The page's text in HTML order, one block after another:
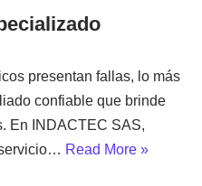
presentan fallas, lo más
confiable que brinde
En INDACTEC SAS,
Read More »